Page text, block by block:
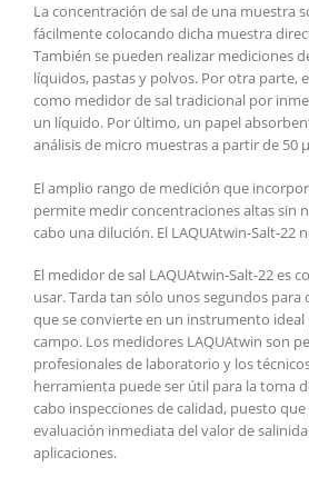
La concentración de sal de una muestra
fácilmente colocando dicha muestra
También se pueden realizar mediciones
líquidos, pastas y polvos. Por otra parte,
como medidor de sal tradicional por
un líquido. Por último, un papel
análisis de micro muestras a partir de 50
El amplio rango de medición que
permite medir concentraciones altas sin
cabo una dilución. El LAQUAtwin-Salt-22
El medidor de sal LAQUAtwin-Salt-22 es
usar. Tarda tan sólo unos segundos
que se convierte en un instrumento ideal
campo. Los medidores LAQUAtwin son
profesionales de laboratorio y los
herramienta puede ser útil para la toma
cabo inspecciones de calidad, puesto
evaluación inmediata del valor de
aplicaciones.